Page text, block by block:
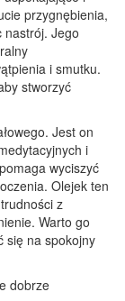
przygnębienia,
nastrój. Jego
i smutku.
stworzyć
Jest on
i
wyciszyć
Olejek ten
z
Warto go
się na spokojny
dobrze